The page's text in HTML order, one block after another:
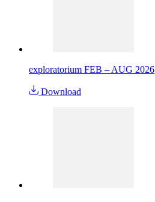
exploratorium FEB – AUG 2026
Download